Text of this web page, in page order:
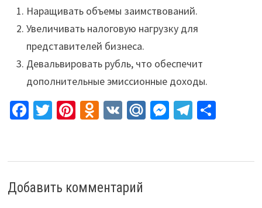
Наращивать объемы заимствований.
Увеличивать налоговую нагрузку для
представителей бизнеса.
Девальвировать рубль, что обеспечит
дополнительные эмиссионные доходы.
Fa
o
o
T
er
Pi
es
t
O
o
kl
V M
R
M
n
Te
a
О
р
Добавить комментарий